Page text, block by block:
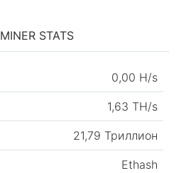
MINER STATS
0,00 H/s
1,63 TH/s
21,79 Триллион
Ethash